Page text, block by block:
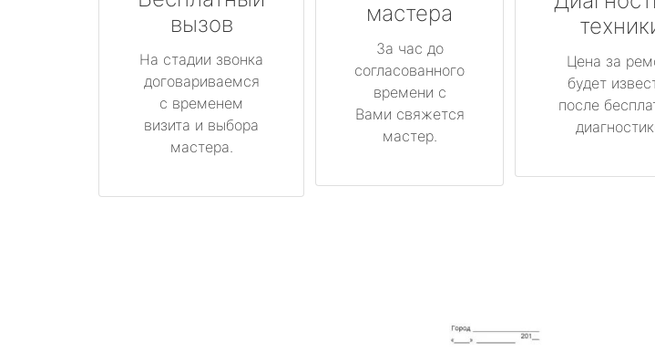
вызов
На стадии звонка
договариваемся
с временем
визита и выбора
мастера.
мастера
За час до
согласованного
времени с
Вами свяжется
мастер.
Цена за
будет
после